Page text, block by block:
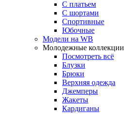
С платьем
С шортами
Спортивные
Юбочные
Модели на WB
Молодежные коллекции
Посмотреть всё
Блузки
Брюки
Верхняя одежда
Джемперы
Жакеты
Кардиганы